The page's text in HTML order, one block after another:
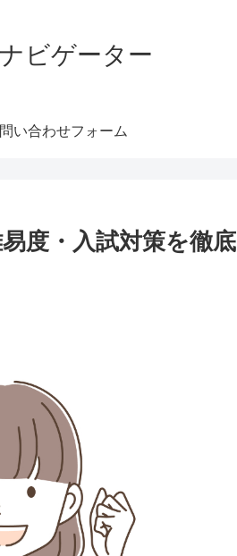
ビゲーター
問い合わせフォーム
度・入試対策を徹底